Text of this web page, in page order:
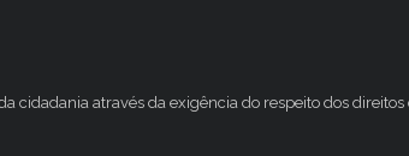
cidadania através da exigência do respeito dos